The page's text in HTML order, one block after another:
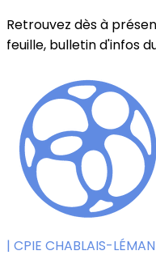
Retrouvez dès à
feuille, bulletin d'infos
| CPIE CHABLAIS-LÉMAN